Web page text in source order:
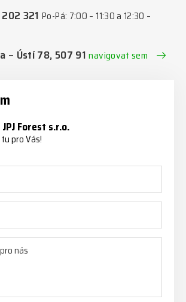
321Po-Pá: 7:00 – 11:30 a 12:30 –
– Ústí 78, 507 91navigovat sem
Forest s.r.o.
pro Vás!